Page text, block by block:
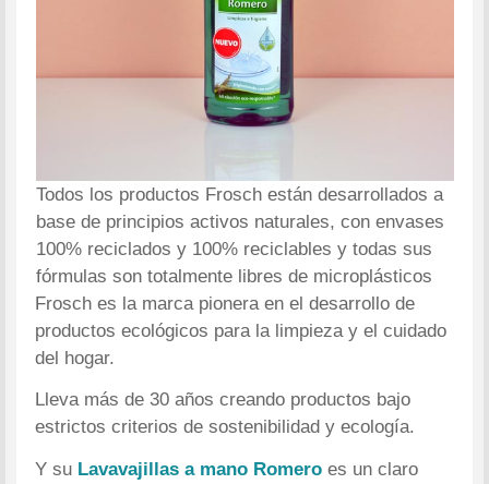
Todos los productos Frosch están desarrollados a
base de principios activos naturales, con envases
100% reciclados y 100% reciclables y todas sus
fórmulas son totalmente libres de microplásticos
Frosch es la marca pionera en el desarrollo de
productos ecológicos para la limpieza y el cuidado
del hogar.
Lleva más de 30 años creando productos bajo
estrictos criterios de sostenibilidad y ecología.
Y su Lavavajillas a mano Romero es un claro